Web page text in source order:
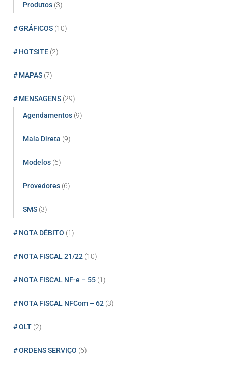
Produtos (3)
# GRÁFICOS (10)
# HOTSITE (2)
# MAPAS (7)
# MENSAGENS (29)
Agendamentos (9)
Mala Direta (9)
Modelos (6)
Provedores (6)
SMS (3)
# NOTA DÉBITO (1)
# NOTA FISCAL 21/22 (10)
# NOTA FISCAL NF-e – 55 (1)
# NOTA FISCAL NFCom – 62 (3)
# OLT (2)
# ORDENS SERVIÇO (6)